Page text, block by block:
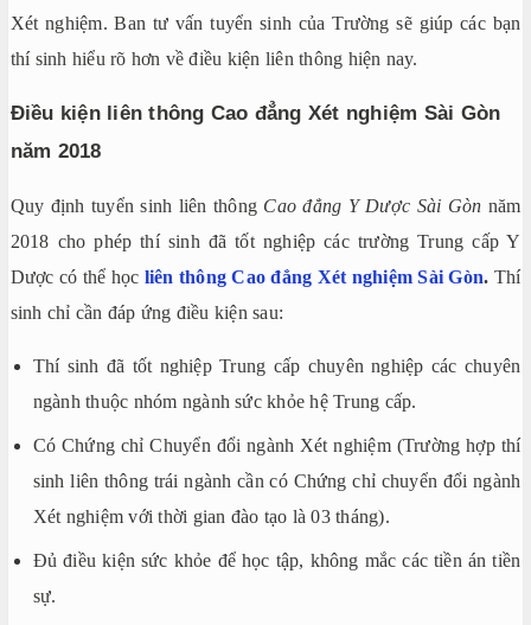
Xét nghiệm. Ban tư vấn tuyển sinh của Trường sẽ giúp các bạn
thí sinh hiểu rõ hơn về điều kiện liên thông hiện nay.
Điều kiện liên thông Cao đẳng Xét nghiệm Sài Gòn
năm 2018
Quy định tuyển sinh liên thông Cao đẳng Y Dược Sài Gòn năm
2018 cho phép thí sinh đã tốt nghiệp các trường Trung cấp Y
Dược có thể học liên thông Cao đẳng Xét nghiệm Sài Gòn. Thí
sinh chỉ cần đáp ứng điều kiện sau:
Thí sinh đã tốt nghiệp Trung cấp chuyên nghiệp các chuyên
ngành thuộc nhóm ngành sức khỏe hệ Trung cấp.
Có Chứng chỉ Chuyển đổi ngành Xét nghiệm (Trường hợp thí
sinh liên thông trái ngành cần có Chứng chỉ chuyển đổi ngành
Xét nghiệm với thời gian đào tạo là 03 tháng).
Đủ điều kiện sức khỏe để học tập, không mắc các tiền án tiền
sự.